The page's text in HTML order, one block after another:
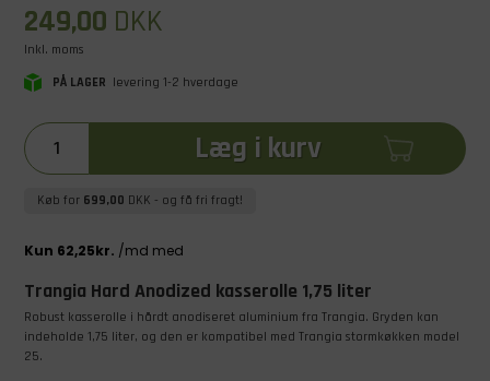
249,00 DKK
Inkl. moms
PÅ LAGER levering 1-2 hverdage
Læg i kurv
Køb for 699,00 DKK - og få fri fragt!
Trangia Hard Anodized kasserolle 1,75 liter
Robust kasserolle i hårdt anodiseret aluminium fra Trangia. Gryden kan
indeholde 1,75 liter, og den er kompatibel med Trangia stormkøkken model
25.